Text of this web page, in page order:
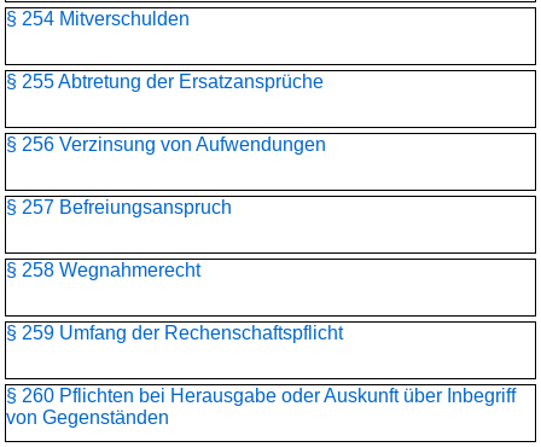
§ 254 Mitverschulden
§ 255 Abtretung der Ersatzansprüche
§ 256 Verzinsung von Aufwendungen
§ 257 Befreiungsanspruch
§ 258 Wegnahmerecht
§ 259 Umfang der Rechenschaftspflicht
§ 260 Pflichten bei Herausgabe oder Auskunft über Inbegriff
von Gegenständen